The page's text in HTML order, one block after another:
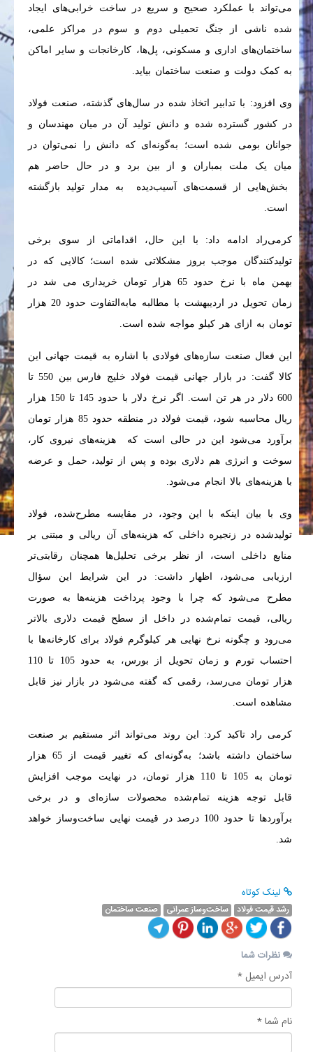
می‌تواند با عملکرد صحیح و سریع در ساخت خرابی‌های ایجاد
شده ناشی از جنگ تحمیلی دوم و سوم در مراکز علمی،
ساختمان‌های اداری و مسکونی، پل‌ها، کارخانجات و سایر اماکن
به کمک دولت و صنعت ساختمان بیاید.
وی افزود: با تدابیر اتخاذ شده در سال‌های گذشته، صنعت فولاد
در کشور گسترده شده و دانش تولید آن در میان مهندسان و
جوانان بومی شده است؛ به‌گونه‌ای که دانش را نمی‌توان در
میان یک ملت بمباران و از بین برد و در حال حاضر هم
بخش‌هایی از قسمت‌های آسیب‌دیده به مدار تولید بازگشته
است.
کرمی‌راد ادامه داد: با این حال، اقداماتی از سوی برخی
تولیدکنندگان موجب بروز مشکلاتی شده است؛ کالایی که در
بهمن ماه با نرخ حدود 65 هزار تومان خریداری می شد در
زمان تحویل در اردیبهشت با مطالبه مابه‌التفاوت حدود 20 هزار
تومان به ازای هر کیلو مواجه شده است.
این فعال صنعت سازه‌های فولادی با اشاره به قیمت جهانی این
کالا گفت: در بازار جهانی قیمت فولاد خلیج فارس بین 550 تا
600 دلار در هر تن است. اگر نرخ دلار با حدود 145 تا 150 هزار
ریال محاسبه شود، قیمت فولاد در منطقه حدود 85 هزار تومان
برآورد می‌شود این در حالی است که هزینه‌های نیروی کار،
سوخت و انرژی هم دلاری بوده و پس از تولید، حمل و عرضه
با هزینه‌های بالا انجام می‌شود.
وی با بیان اینکه با این وجود، در مقایسه مطرح‌شده، فولاد
تولیدشده در زنجیره داخلی که هزینه‌های آن ریالی و مبتنی بر
منابع داخلی است، از نظر برخی تحلیل‌ها همچنان رقابتی‌تر
ارزیابی می‌شود، اظهار داشت: در این شرایط این سؤال
مطرح می‌شود که چرا با وجود پرداخت هزینه‌ها به صورت
ریالی، قیمت تمام‌شده در داخل از سطح قیمت دلاری بالاتر
می‌رود و چگونه نرخ نهایی هر کیلوگرم فولاد برای کارخانه‌ها با
احتساب تورم و زمان تحویل از بورس، به حدود 105 تا 110
هزار تومان می‌رسد، رقمی که گفته می‌شود در بازار نیز قابل
مشاهده است.
کرمی راد تاکید کرد: این روند می‌تواند اثر مستقیم بر صنعت
ساختمان داشته باشد؛ به‌گونه‌ای که تغییر قیمت از 65 هزار
تومان به 105 تا 110 هزار تومان، در نهایت موجب افزایش
قابل توجه هزینه تمام‌شده محصولات سازه‌ای و در برخی
برآوردها تا حدود 100 درصد در قیمت نهایی ساخت‌وساز خواهد
شد.
لینک کوتاه
رشد قیمت فولاد ساخت‌وساز عمرانی صنعت ساختمان
نظرات شما
آدرس ایمیل *
نام شما *